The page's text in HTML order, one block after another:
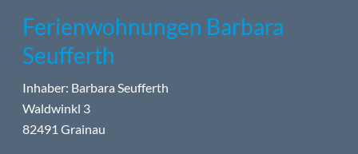
Ferienwohnungen Barbara
Seufferth
Inhaber: Barbara Seufferth
Waldwinkl 3
82491 Grainau